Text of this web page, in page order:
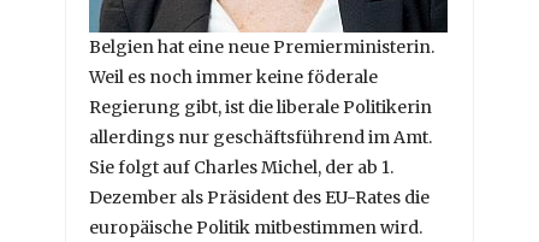
Belgien hat eine neue Premierministerin.
Weil es noch immer keine föderale
Regierung gibt, ist die liberale Politikerin
allerdings nur geschäftsführend im Amt.
Sie folgt auf Charles Michel, der ab 1.
Dezember als Präsident des EU-Rates die
europäische Politik mitbestimmen wird.